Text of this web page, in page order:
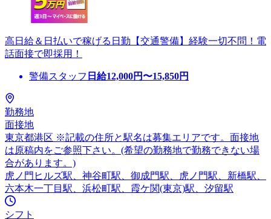
高日給＆日払いで稼げる日勤【交通警備】経験一切不問！電
話面接で即採用！
警備スタッフ 日給12,000円〜15,850円
勤務地
面接地
東京都港区 ※記載の住所と駅名は募集エリアです。面接地
は原稿内をご参照下さい。(希望の勤務地で勤務できない場
合があります。)
虎ノ門ヒルズ駅、神谷町駅、御成門駅、虎ノ門駅、新橋駅、
六本木一丁目駅、浜松町駅、霞ケ関(東京)駅、汐留駅
シフト